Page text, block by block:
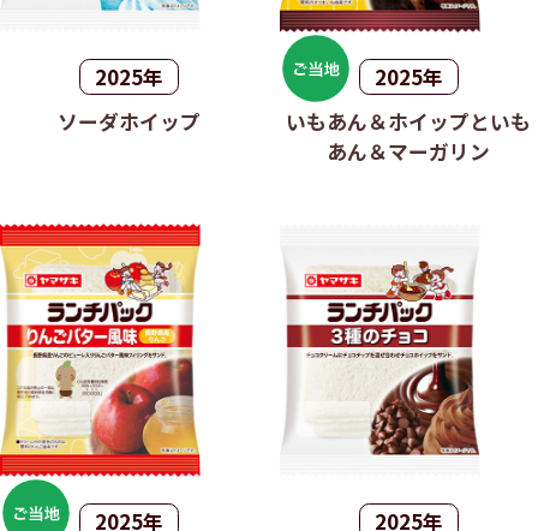
2025年
ソーダホイップ
2025年
いもあん＆ホイップといも
あん＆マーガリン
2025年 2025年